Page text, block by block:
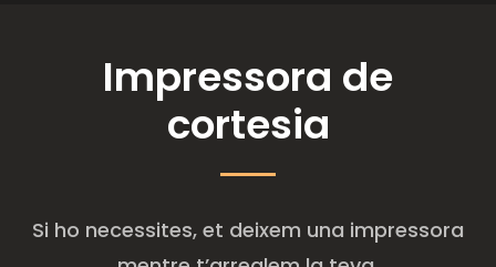
Impressora de
cortesia
Si ho necessites, et deixem una impressora